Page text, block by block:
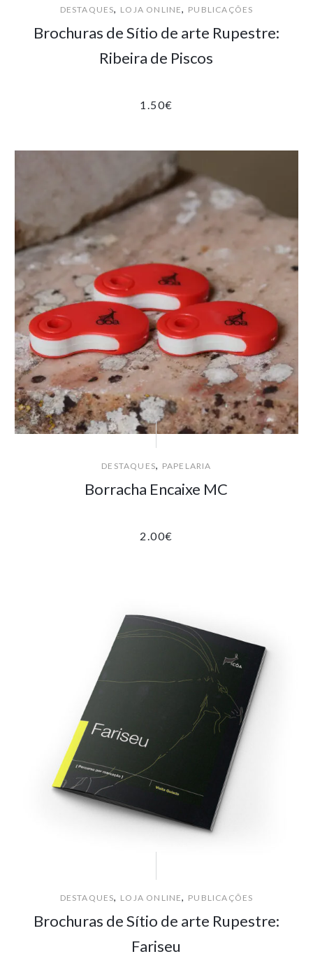
DESTAQUES, LOJA ONLINE, PUBLICAÇÕES
Brochuras de Sítio de arte Rupestre:
Ribeira de Piscos
1.50€
DESTAQUES, PAPELARIA
Borracha Encaixe MC
2.00€
DESTAQUES, LOJA ONLINE, PUBLICAÇÕES
Brochuras de Sítio de arte Rupestre:
Fariseu